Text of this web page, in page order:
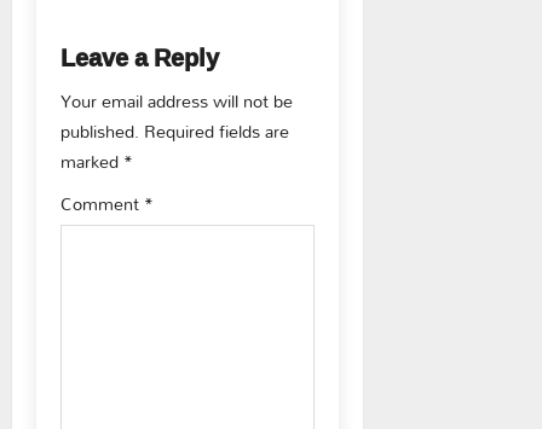
a
v
i
g
Leave a Reply
Your email address will not be
published. Required fields are
marked*
Comment*